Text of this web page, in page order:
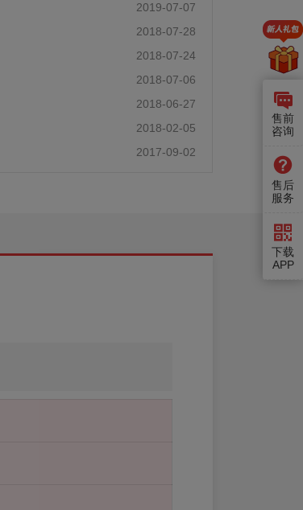
2019-07-07
2018-07-28
2018-07-24
2018-07-06
2018-06-27
2018-02-05
2017-09-02
售前
咨询
售后
服务
下载
APP